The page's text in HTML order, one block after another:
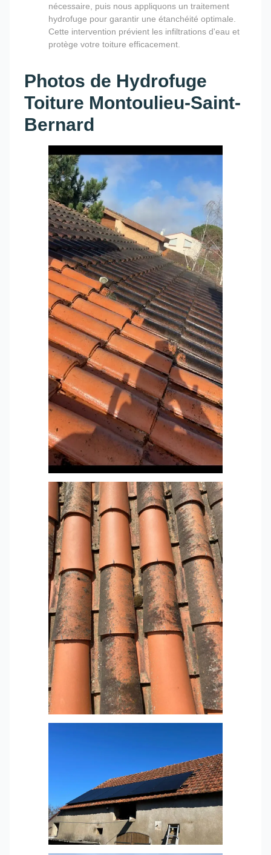
nécessaire, puis nous appliquons un traitement
hydrofuge pour garantir une étanchéité optimale.
Cette intervention prévient les infiltrations d'eau et
protège votre toiture efficacement.
Photos de Hydrofuge
Toiture Montoulieu-Saint-
Bernard